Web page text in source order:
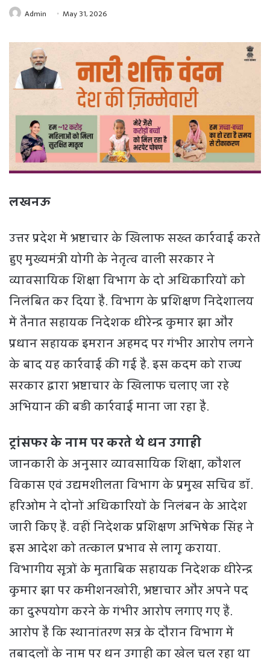
Admin May 31, 2026
लखनऊ
उत्तर प्रदेश में भ्रष्टाचार के खिलाफ सख्त कार्रवाई करते
हुए मुख्यमंत्री योगी के नेतृत्व वाली सरकार ने
व्यावसायिक शिक्षा विभाग के दो अधिकारियों को
निलंबित कर दिया है. विभाग के प्रशिक्षण निदेशालय
में तैनात सहायक निदेशक धीरेन्द्र कुमार झा और
प्रधान सहायक इमरान अहमद पर गंभीर आरोप लगने
के बाद यह कार्रवाई की गई है. इस कदम को राज्य
सरकार द्वारा भ्रष्टाचार के खिलाफ चलाए जा रहे
अभियान की बड़ी कार्रवाई माना जा रहा है.
ट्रांसफर के नाम पर करते थे धन उगाही
जानकारी के अनुसार व्यावसायिक शिक्षा, कौशल
विकास एवं उद्यमशीलता विभाग के प्रमुख सचिव डॉ.
हरिओम ने दोनों अधिकारियों के निलंबन के आदेश
जारी किए हैं. वहीं निदेशक प्रशिक्षण अभिषेक सिंह ने
इस आदेश को तत्काल प्रभाव से लागू कराया.
विभागीय सूत्रों के मुताबिक सहायक निदेशक धीरेन्द्र
कुमार झा पर कमीशनखोरी, भ्रष्टाचार और अपने पद
का दुरुपयोग करने के गंभीर आरोप लगाए गए हैं.
आरोप है कि स्थानांतरण सत्र के दौरान विभाग में
तबादलों के नाम पर धन उगाही का खेल चल रहा था